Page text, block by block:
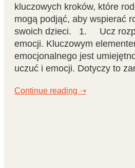
kluczowych kroków, które
mogą podjąć, aby wspierać
swoich dzieci. 1. Ucz
emocji. Kluczowym
emocjonalnego jest
uczuć i emocji. Dotyczy to
Continue reading ➝